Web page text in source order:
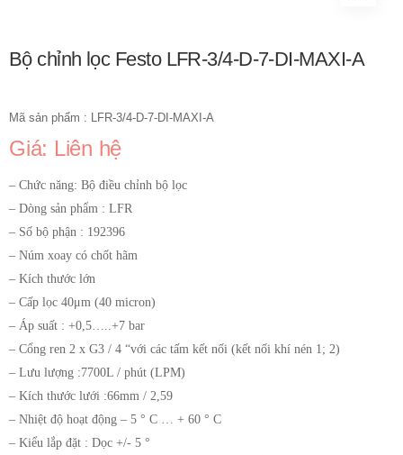
Bộ chỉnh lọc Festo LFR-3/4-D-7-DI-MAXI-A
Mã sản phẩm : LFR-3/4-D-7-DI-MAXI-A
Giá: Liên hệ
– Chức năng: Bộ điều chỉnh bộ lọc
– Dòng sản phẩm : LFR
– Số bộ phận : 192396
– Núm xoay có chốt hãm
– Kích thước lớn
– Cấp lọc 40μm (40 micron)
– Áp suất : +0,5…..+7 bar
– Cổng ren 2 x G3 / 4 “với các tấm kết nối (kết nối khí nén 1; 2)
– Lưu lượng :7700L / phút (LPM)
– Kích thước lưới :66mm / 2,59
– Nhiệt độ hoạt động – 5 ° C … + 60 ° C
– Kiểu lắp đặt : Dọc +/- 5 °